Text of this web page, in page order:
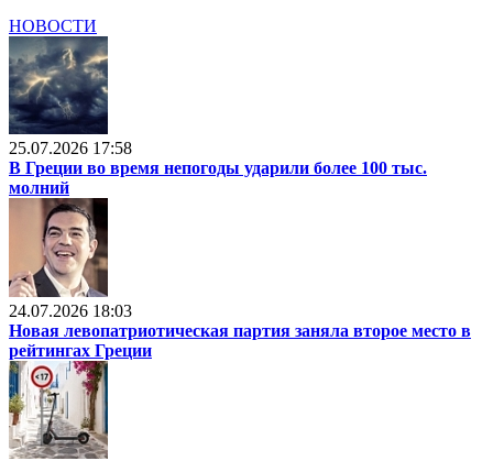
НОВОСТИ
25.07.2026 17:58
В Греции во время непогоды ударили более 100 тыс.
молний
24.07.2026 18:03
Новая левопатриотическая партия заняла второе место в
рейтингах Греции